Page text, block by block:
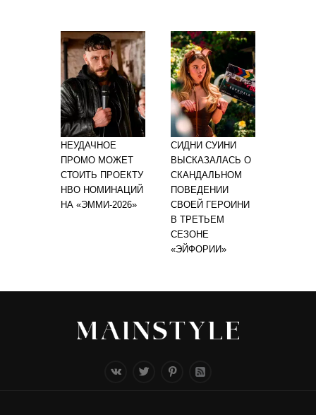
НЕУДАЧНОЕ
ПРОМО МОЖЕТ
СТОИТЬ ПРОЕКТУ
HBO НОМИНАЦИЙ
НА «ЭММИ-2026»
СИДНИ СУИНИ
ВЫСКАЗАЛАСЬ О
СКАНДАЛЬНОМ
ПОВЕДЕНИИ
СВОЕЙ ГЕРОИНИ
В ТРЕТЬЕМ
СЕЗОНЕ
«ЭЙФОРИИ»